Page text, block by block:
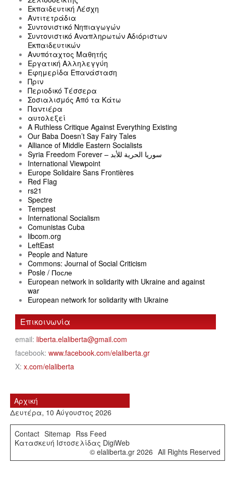
Εκπαιδευτική Λέσχη
Αντιτετράδια
Συντονιστικό Νηπιαγωγών
Συντονιστικό Αναπληρωτών Αδιόριστων
Εκπαιδευτικών
Ανυπόταχτος Μαθητής
Εργατική Αλληλεγγύη
Εφημερίδα Επανάσταση
Πριν
Περιοδικό Τέσσερα
Σοσιαλισμός Από τα Κάτω
Παντιέρα
αυτολεξεί
A Ruthless Critique Against Everything Existing
Our Baba Doesn’t Say Fairy Tales
Alliance of Middle Eastern Socialists
Syria Freedom Forever – سوريا الحرية للأبد
International Viewpoint
Europe Solidaire Sans Frontières
Red Flag
rs21
Spectre
Tempest
International Socialism
Comunistas Cuba
libcom.org
LeftEast
People and Nature
Commons: Journal of Social Criticism
Posle / После
European network in solidarity with Ukraine and against
war
European network for solidarity with Ukraine
Επικοινωνία
email: liberta.elaliberta@gmail.com
facebook: www.facebook.com/elaliberta.gr
X: x.com/elaliberta
Αρχική
Δευτέρα, 10 Αύγουστος 2026
Contact Sitemap Rss Feed
Κατασκευή Ιστοσελίδας DigiWeb
© elaliberta.gr 2026 All Rights Reserved